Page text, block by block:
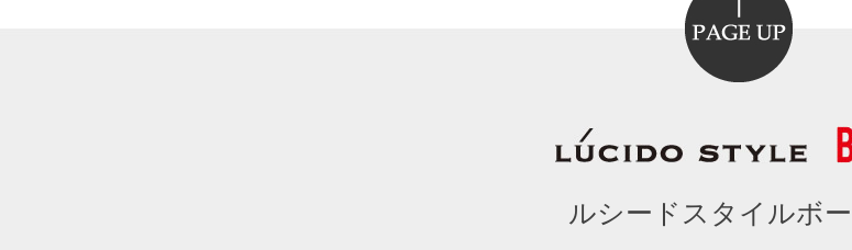
ルシードスタイルボ